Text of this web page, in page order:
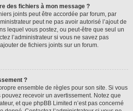
des fichiers à mon message ?
joints peut être accordée par forum, par
peut ne pas avoir autorisé l’ajout de
lequel vous postez, ou peut-être que seul un
l’administrateur si vous ne savez pas
de fichiers joints sur un forum.
?
ensemble de règles pour son site. Si vous
recevoir un avertissement. Notez que
et que phpBB Limited n’est pas concerné